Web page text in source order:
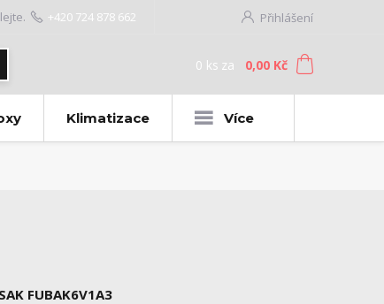
Přihlášení
+420 724 878 662
0 ks za 0,00 Kč
Klimatizace Více
FUBAK6V1A3